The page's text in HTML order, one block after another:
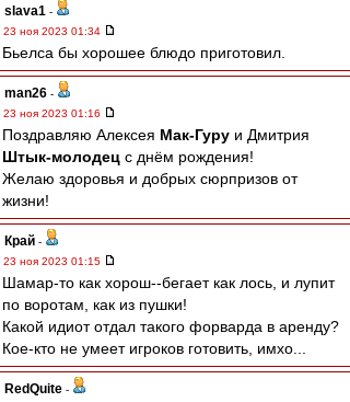
slava1 -
23 ноя 2023 01:34
Бьелса бы хорошее блюдо приготовил.
man26 -
23 ноя 2023 01:16
Поздравляю Алексея Мак-Гуру и Дмитрия
Штык-молодец с днём рождения!
Желаю здоровья и добрых сюрпризов от
жизни!
Край -
23 ноя 2023 01:15
Шамар-то как хорош--бегает как лось, и лупит
по воротам, как из пушки!
Какой идиот отдал такого форварда в аренду?
Кое-кто не умеет игроков готовить, имхо...
RedQuite -